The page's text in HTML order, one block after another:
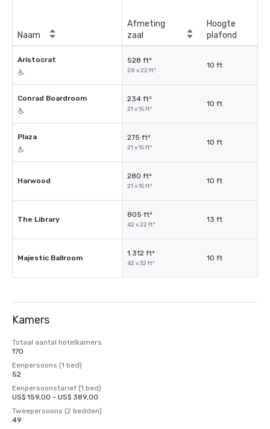
Naam
Afmeting
zaal
Hoogte
plafond
Aristocrat 528 ft²
28 x 22 ft²
10 ft
Conrad Boardroom 234 ft²
21 x 15 ft²
10 ft
Plaza 275 ft²
21 x 15 ft²
10 ft
Harwood
280 ft²
21 x 15 ft²
10 ft
The Library
805 ft²
42 x 22 ft²
13 ft
Majestic Ballroom
1.312 ft²
42 x 32 ft²
10 ft
Kamers
Totaal aantal hotelkamers
170
Eenpersoons (1 bed)
52
Eenpersoonstarief (1 bed)
US$ 159,00 - US$ 389,00
Tweepersoons (2 bedden)
49